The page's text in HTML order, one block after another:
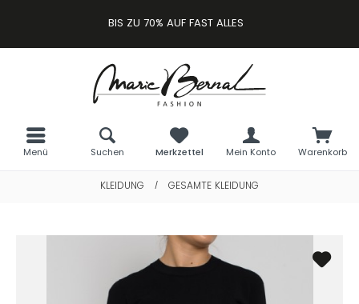
BIS ZU 70% AUF FAST ALLES
Menü Warenkorb
Merkzettel Mein Konto
Suchen
KLEIDUNG / GESAMTE KLEIDUNG